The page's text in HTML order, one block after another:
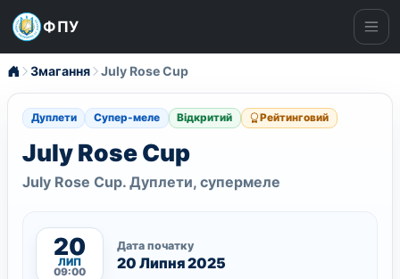
ФПУ
Змагання July Rose Cup
Дуплети Супер-меле Відкритий Рейтинговий
July Rose Cup
July Rose Cup. Дуплети, супермеле
20
ЛИП
09:00
Дата початку
20 Липня 2025